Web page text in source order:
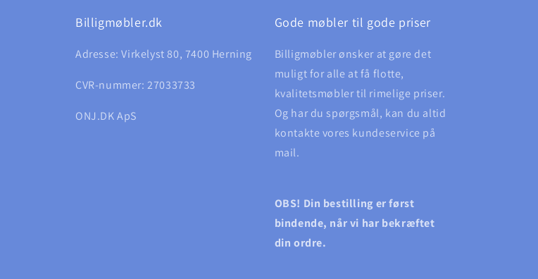
Billigmøbler.dk
Adresse: Virkelyst 80, 7400 Herning
CVR-nummer: 27033733
ONJ.DK ApS
Gode møbler til gode priser
Billigmøbler ønsker at gøre det
muligt for alle at få flotte,
kvalitetsmøbler til rimelige priser.
Og har du spørgsmål, kan du altid
kontakte vores kundeservice på
mail.
OBS! Din bestilling er først
bindende, når vi har bekræftet
din ordre.